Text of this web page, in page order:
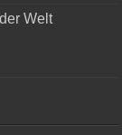
Welt